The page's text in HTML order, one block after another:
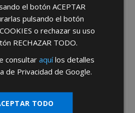
venta a tiendas y empresas minoristas y
el botónACEPTAR
pulsando el botón
o rechazar su uso
RECHAZAR TODO.
consultaraquílos detalles
de Privacidad de Google.
TODO